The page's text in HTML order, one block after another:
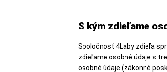
S kým zdieľame
Spoločnosť 4Laby zdieľa
zdieľame osobné údaje s
osobné údaje (zákonné